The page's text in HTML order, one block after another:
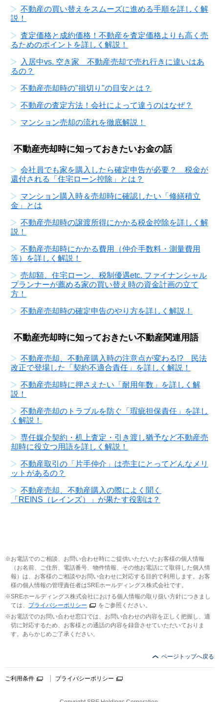
不動産の買い替えをスムーズに進める手順を詳しく解
説！
査定価格と成約価格！不動産を査定価格よりも高く売
るためのポイントを詳しく解説！
入居中vs. 空き家 不動産売却で売れ行きに違いはあ
るの？
不動産売却時の"損切り"の目安とは？
不動産の査定方法！会社によって違うのはなぜ？
マンション売却の流れを徹底解説！
不動産売却時に知っておきたいお金の話
会社員でも家を購入したら確定申告が必要？ 税金が
還付される「住宅ローン控除」とは？
マンション購入時＆売却時に確認したい「修繕積立
金」とは
不動産売却時の譲渡所得にかかる税金控除を詳しく解
説！
不動産売却時にかかる費用（仲介手数料・測量費用
等）を詳しく解説！
売却額、住宅ローン、税制優遇etc. ファイナンシャル
プランナーが薦める家の買い替え時の資金計画の立て
方！
不動産売却時の確定申告のやり方を詳しく解説！
不動産売却時に知っておきたい不動産関連用語
不動産売却、不動産購入時の注意点が変わる!? 民法
改正で登場した「契約不適合責任」を詳しく解説！
不動産売却時に押さえたい「耐用年数」を詳しく解
説！
不動産売却のトラブルを防ぐ「瑕疵担保責任」を詳し
く解説！
専任媒介契約・机上査定・引き渡し猶予など不動産売
却時に役立つ用語を詳しく解説！
不動産取引の「片手仲介」は売主にとってどんなメリ
ットがあるの？
不動産売却、不動産購入の際によく聞く
「REINS（レインズ）」が果たす役割は？
お電話でのご相談、お問い合わせ時にご提供いただいたお客様の個人情報
（お名前、ご住所、電話番号、物件情報、その他お電話にて取得した個人情
報）は、お客様のご相談やお問い合わせに対応する目的で利用します。お客
様の個人情報の管理責任者はSREホールディングス株式会社です。
SREホールディングス株式会社における個人情報の取り扱い方針につきまし
ては、 プライバシーポリシー
をご参照ください。
お電話でのお問い合わせ窓口では、お問い合わせの内容を正しく把握し、適
切に対応するため、お客様との通話の内容を録音させていただいておりま
す。あらかじめご了承ください。
ページトップへ戻る
ご利用条件 プライバシーポリシー